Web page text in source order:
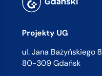
Projekty UG
ul. Jana Bażyńskiego 8
80-309 Gdańsk